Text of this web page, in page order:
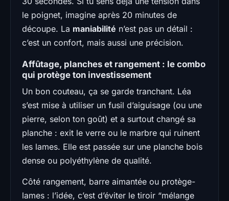
le poignet, imagine après 20 minutes de
découpe. La maniabilité n’est pas un détail :
c’est un confort, mais aussi une précision.
Affûtage, planches et rangement : le combo
qui protège ton investissement
Un bon couteau, ça se garde tranchant. Léa
s’est mise à utiliser un fusil d’aiguisage (ou une
pierre, selon ton goût) et a surtout changé sa
planche : exit le verre ou le marbre qui ruinent
les lames. Elle est passée sur une planche bois
dense ou polyéthylène de qualité.
Côté rangement, barre aimantée ou protège-
lames : l’idée, c’est d’éviter le tiroir “mélange